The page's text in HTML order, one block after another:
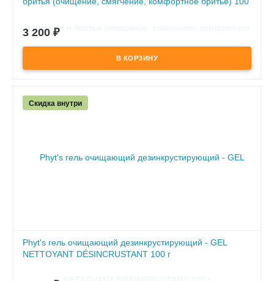
В наличии
- предотвращает стягивание
3 200 ₽
Скидка внутри
Phyt's гель очищающий дезинкрустирующий - GEL
NETTOYANT DÉSINCRUSTANT 100 г